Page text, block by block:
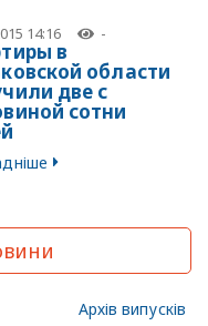
14:16 -
в
области
две с
сотни
Архів випусків